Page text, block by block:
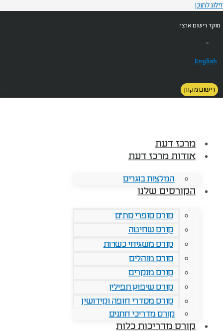
דילוג לתוכן
מוקד רישום ארצי:
English
רישום מקוון
מרכז דעת
אודות מרכז דעת
המלצות בוגרים
הקורסים שלנו
קורס סופרי סת"ם
קורס שחיטה
קורס משגיחי כשרות
קורס מוהלים
קורס מנקרים
קורס שיפוץ תפילין
קורס מסדרי חופה וקידושין
קורס מדריכי חתנים
קורס מדריכות כלות